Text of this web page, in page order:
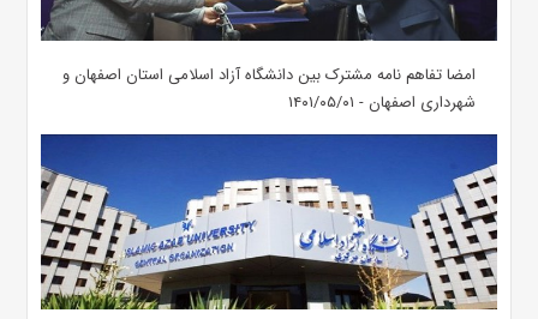
امضا تفاهم نامه مشترک بین دانشگاه آزاد اسلامی استان اصفهان و
شهرداری اصفهان - ۱۴۰۱/۰۵/۰۱